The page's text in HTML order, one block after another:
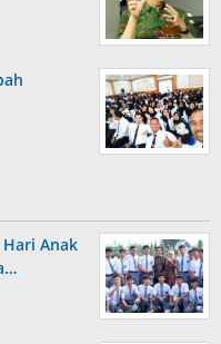
Anak